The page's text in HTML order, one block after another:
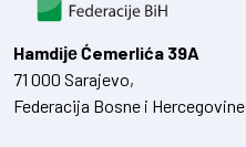
Hamdiје Ćemerlića 39A
71 000 Sarajevo,
Federacija Bosne i Hercegovine